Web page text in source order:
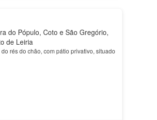
do Pópulo, Coto e São Gregório,
de Leiria
rés do chão, com pátio privativo, situado